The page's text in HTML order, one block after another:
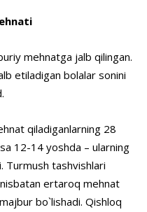
mehnatga jalb qilingan.
etiladigan bolalar sonini
qiladiganlarning 28
12-14 yoshda – ularning
Turmush tashvishlari
ertaroq mehnat
bo`lishadi. Qishloq